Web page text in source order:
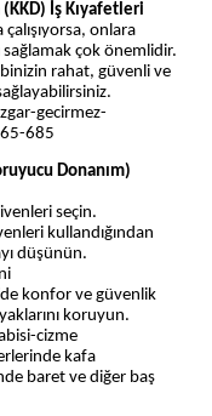
İş Kıyafetleri
çalışıyorsa, onlara
çok önemlidir.
rahat, güvenli ve
gecirmez-
685
Donanım)
seçin.
kullandığından
düşünün.
konfor ve güvenlik
koruyun.
cizme
kafa
baret ve diğer baş